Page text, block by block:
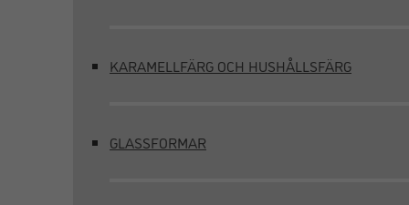
KARAMELLFÄRG OCH HUSHÅLLSFÄRG
GLASSFORMAR